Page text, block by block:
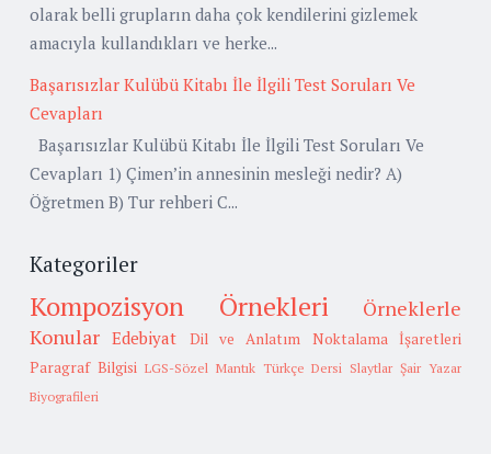
olarak belli grupların daha çok kendilerini gizlemek
amacıyla kullandıkları ve herke...
Başarısızlar Kulübü Kitabı İle İlgili Test Soruları Ve
Cevapları
Başarısızlar Kulübü Kitabı İle İlgili Test Soruları Ve
Cevapları 1) Çimen’in annesinin mesleği nedir? A)
Öğretmen B) Tur rehberi C...
Kategoriler
Kompozisyon Örnekleri
Örneklerle
Konular Edebiyat Dil ve Anlatım
Noktalama İşaretleri
Paragraf Bilgisi LGS-Sözel Mantık Türkçe Dersi Slaytlar Şair Yazar
Biyografileri